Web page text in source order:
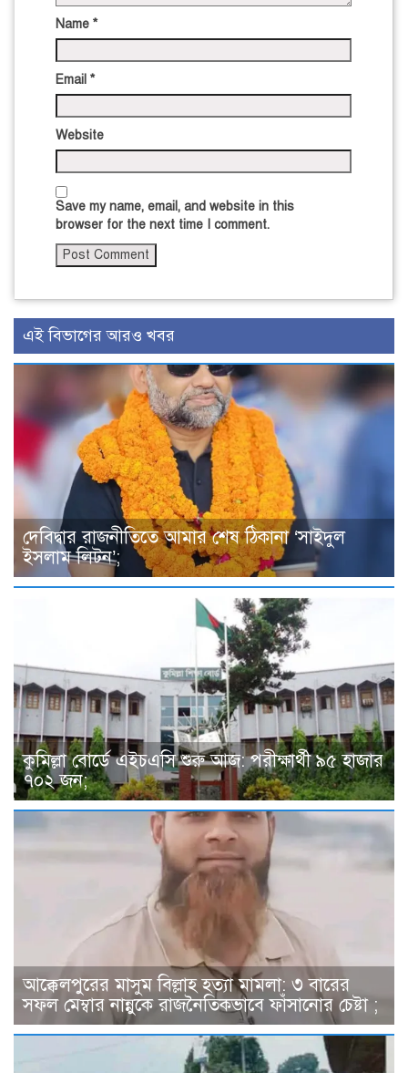
Name *
Email *
Website
Save my name, email, and website in this
browser for the next time I comment.
এই বিভাগের আরও খবর
দেবিদ্বার রাজনীতিতে আমার শেষ ঠিকানা ‘সাইদুল
ইসলাম লিটন’;
কুমিল্লা বোর্ডে এইচএসি শুরু আজ: পরীক্ষার্থী ৯৫ হাজার
৭০২ জন;
আক্কেলপুরের মাসুম বিল্লাহ হত্যা মামলা: ৩ বারের
সফল মেম্বার নান্নুকে রাজনৈতিকভাবে ফাঁসানোর চেষ্টা ;